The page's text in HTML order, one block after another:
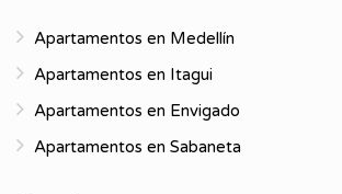
Apartamentos en Medellín
Apartamentos en Itagui
Apartamentos en Envigado
Apartamentos en Sabaneta